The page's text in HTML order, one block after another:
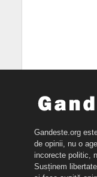
Gandeste.org
de opinii, nu o
incorecte politic,
Susținem